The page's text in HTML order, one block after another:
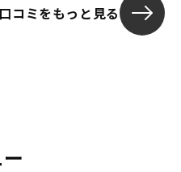
コミをもっと見る